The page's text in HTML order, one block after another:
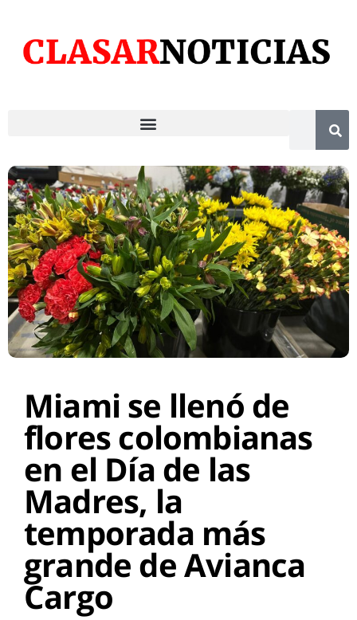
Miami se llenó de
flores colombianas
en el Día de las
Madres, la
temporada más
grande de Avianca
Cargo